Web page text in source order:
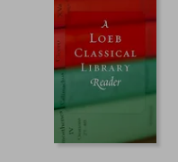
40%
dcto.